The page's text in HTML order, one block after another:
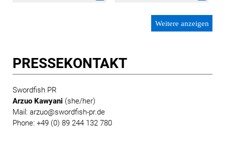
Weitere anzeigen
PRESSE­KONTAKT
Swordfish PR
Arzuo Kawyani (she/her)
Mail: arzuo@swordfish-pr.de
Phone: +49 (0) 89 244 132 780